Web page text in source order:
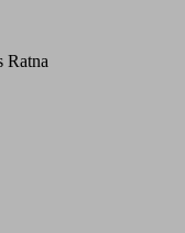
Ratna